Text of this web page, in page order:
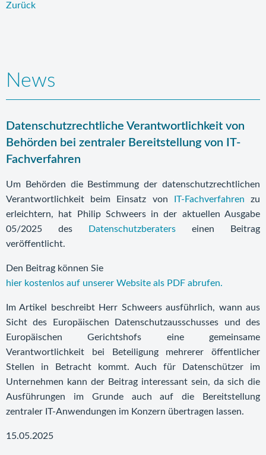
Zurück
News
Datenschutzrechtliche Verantwortlichkeit von
Behörden bei zentraler Bereitstellung von IT-
Fachverfahren
Um Behörden die Bestimmung der datenschutzrechtlichen
Verantwortlichkeit beim Einsatz von
IT-Fachverfahren zu
erleichtern, hat Philip Schweers in der aktuellen Ausgabe
05/2025 des
Datenschutzberaters einen Beitrag
veröffentlicht.
Den Beitrag können Sie
hier kostenlos auf unserer Website als PDF abrufen.
Im Artikel beschreibt Herr Schweers ausführlich, wann aus
Sicht des Europäischen Datenschutzausschusses und des
Europäischen Gerichtshofs eine gemeinsame
Verantwortlichkeit bei Beteiligung mehrerer öffentlicher
Stellen in Betracht kommt. Auch für Datenschützer im
Unternehmen kann der Beitrag interessant sein, da sich die
Ausführungen im Grunde auch auf die Bereitstellung
zentraler IT-Anwendungen im Konzern übertragen lassen.
15.05.2025